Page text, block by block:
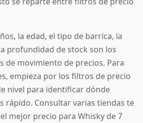
la edad, el tipo de barrica, la
profundidad de stock son los
de movimiento de precios. Para
empieza por los filtros de precio
nivel para identificar dónde
rápido. Consultar varias tiendas te
mejor precio para Whisky de 7